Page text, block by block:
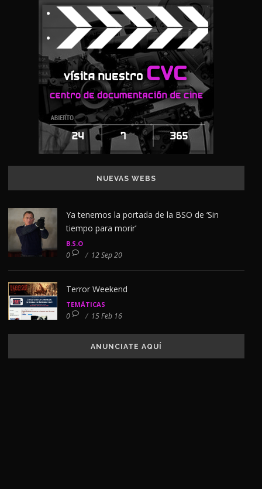
NUEVAS WEBS
Ya tenemos la portada de la BSO de ‘Sin
tiempo para morir’
B.S.O
0 / 12 Sep 20
Terror Weekend
TEMÁTICAS
0 / 15 Feb 16
ANUNCIATE AQUÍ